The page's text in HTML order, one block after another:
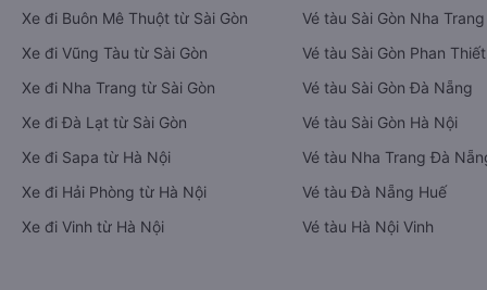
Xe đi Buôn Mê Thuột từ Sài Gòn
Xe đi Vũng Tàu từ Sài Gòn
Xe đi Nha Trang từ Sài Gòn
Xe đi Đà Lạt từ Sài Gòn
Xe đi Sapa từ Hà Nội
Xe đi Hải Phòng từ Hà Nội
Xe đi Vinh từ Hà Nội
Vé tàu Sài Gòn Nha Trang
Vé tàu Sài Gòn Phan Thiết
Vé tàu Sài Gòn Đà Nẵng
Vé tàu Sài Gòn Hà Nội
Vé tàu Nha Trang Đà
Vé tàu Đà Nẵng Huế
Vé tàu Hà Nội Vinh